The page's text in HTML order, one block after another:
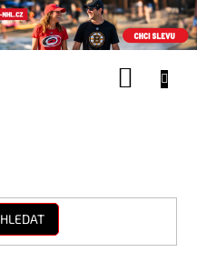
HLEDAT